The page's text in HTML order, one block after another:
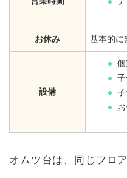
お休み 基本的に
設備
個
オムツ台は、同じフロ